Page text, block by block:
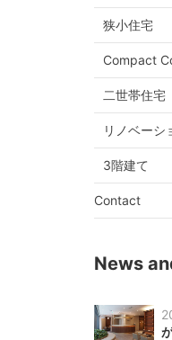
狭小住宅
Compact
二世帯住宅
リノベーシ
3階建て
Contact
News